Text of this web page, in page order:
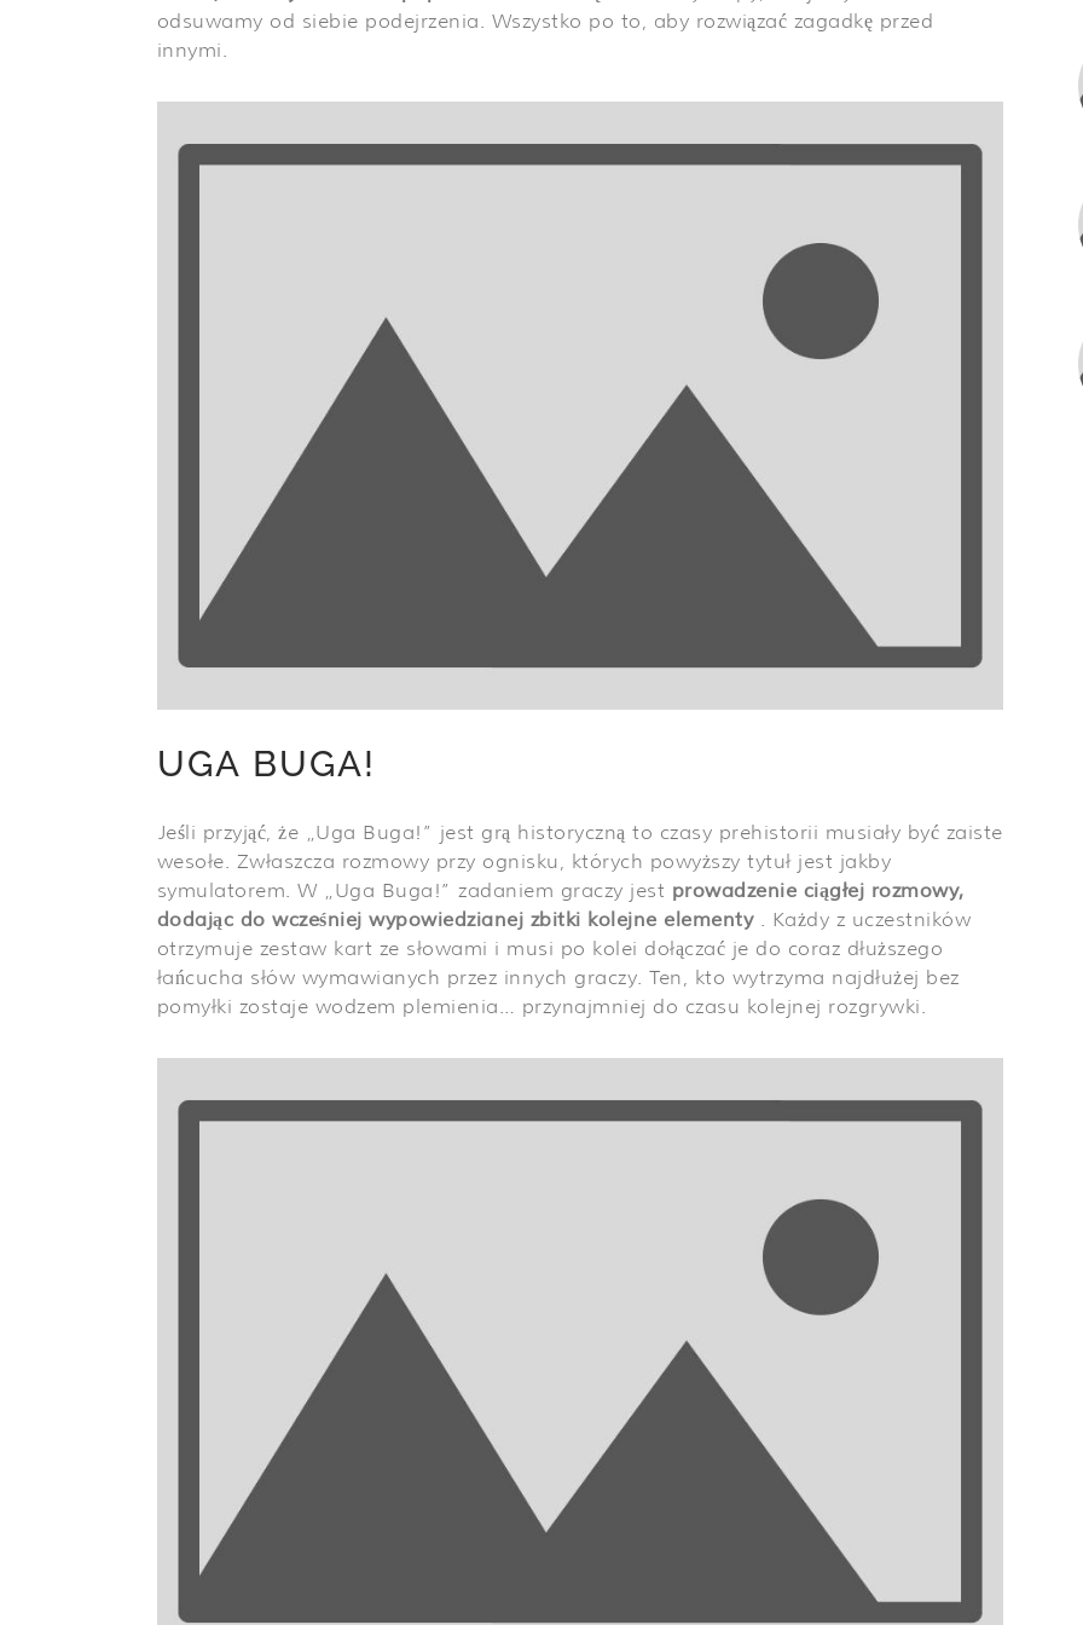
odsuwamy od siebie podejrzenia. Wszystko po to, aby rozwiązać zagadkę przed
innymi.
UGA BUGA!
Jeśli przyjąć, że „Uga Buga!” jest grą historyczną to czasy prehistorii musiały być zaiste
wesołe. Zwłaszcza rozmowy przy ognisku, których powyższy tytuł jest jakby
symulatorem. W „Uga Buga!” zadaniem graczy jest prowadzenie ciągłej rozmowy,
dodając do wcześniej wypowiedzianej zbitki kolejne elementy
. Każdy z uczestników
otrzymuje zestaw kart ze słowami i musi po kolei dołączać je do coraz dłuższego
łańcucha słów wymawianych przez innych graczy. Ten, kto wytrzyma najdłużej bez
pomyłki zostaje wodzem plemienia… przynajmniej do czasu kolejnej rozgrywki.